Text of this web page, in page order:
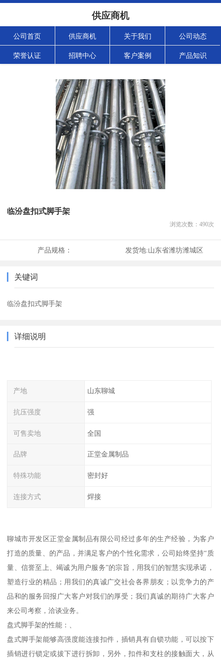
供应商机
公司首页 供应商机 关于我们 公司动态
荣誉认证 招聘中心 客户案例 产品知识
临汾盘扣式脚手架
浏览次数： 490次
产品规格： 发货地:山东省潍坊潍城区
关键词
临汾盘扣式脚手架
详细说明
产地 山东聊城
抗压强度 强
可售卖地 全国
品牌 正堂金属制品
特殊功能 密封好
连接方式 焊接
聊城市开发区正堂金属制品有限公司经过多年的生产经验，为客户
打造的质量、的产品，并满足客户的个性化需求，公司始终坚持“质
量、信誉至上、竭诚为用户服务”的宗旨，用我们的智慧实现承诺，
塑造行业的精品；用我们的真诚广交社会各界朋友；以竞争力的产
品和的服务回报广大客户对我们的厚受；我们真诚的期待广大客户
来公司考察，洽谈业务。
盘式脚手架的性能：、
盘式脚手架能够高强度能连接扣件，插销具有自锁功能，可以按下
插销进行锁定或拔下进行拆卸，另外，扣件和支柱的接触面大，从